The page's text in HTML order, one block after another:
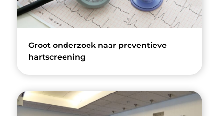
Groot onderzoek naar preventieve
hartscreening